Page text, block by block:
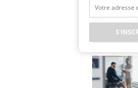
barracuda, une petite fille